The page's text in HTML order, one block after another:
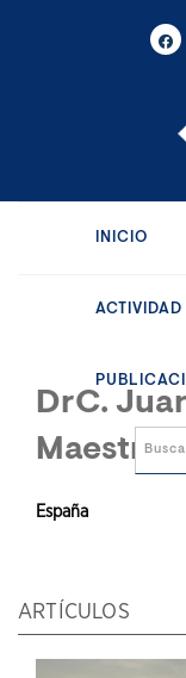
INICIO
DrC.
Maestro
España
ARTÍCULOS